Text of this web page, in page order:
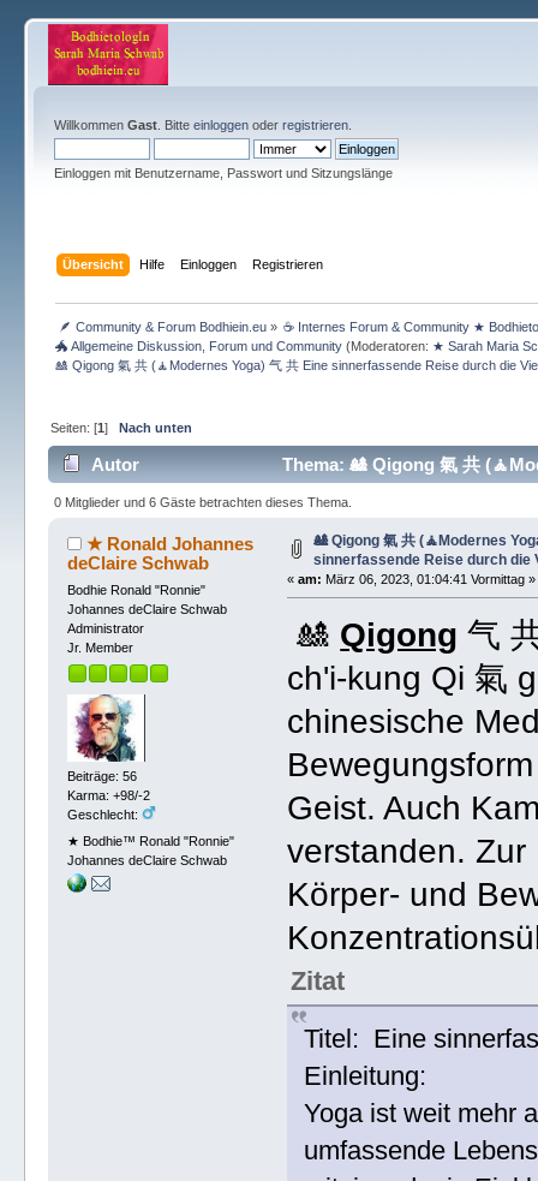
Willkommen Gast. Bitte einloggenoder registrieren.
Einloggen mit Benutzername, Passwort und Sitzungslänge
Übersicht Hilfe Einloggen Registrieren
🪶 Community & Forum Bodhiein.eu» ☕ Internes Forum & Community ★
🐲 Allgemeine Diskussion, Forum und Community(Moderatoren: ★ Sarah Maria
🎎 Qigong 氣 共 (🧘Modernes Yoga) 气 共 Eine sinnerfassende Reise durch die
Seiten: [1] Nach unten
Autor
Thema: 🎎 Qigong 氣 共
(Gelesen 7554 mal)
0 Mitglieder und 6 Gäste betrachten dieses Thema.
★ Ronald Johannes
deClaire Schwab
Bodhie Ronald "Ronnie"
Johannes deClaire Schwab
Administrator
Jr. Member
Beiträge: 56
Karma: +98/-2
Geschlecht:
★ Bodhie™ Ronald "Ronnie"
Johannes deClaire Schwab
🎎 Qigong 氣 共 (🧘Modernes
sinnerfassende Reise durch die
«am: März 06, 2023, 01:04:41 Vormittag »
🎎 Qigong 气
ch'i-kung Qi 氣
chinesische
Geist. Auch
verstanden.
Körper- und
Zitat
Titel: Eine
Einleitung:
Yoga ist weit mehr
umfassende